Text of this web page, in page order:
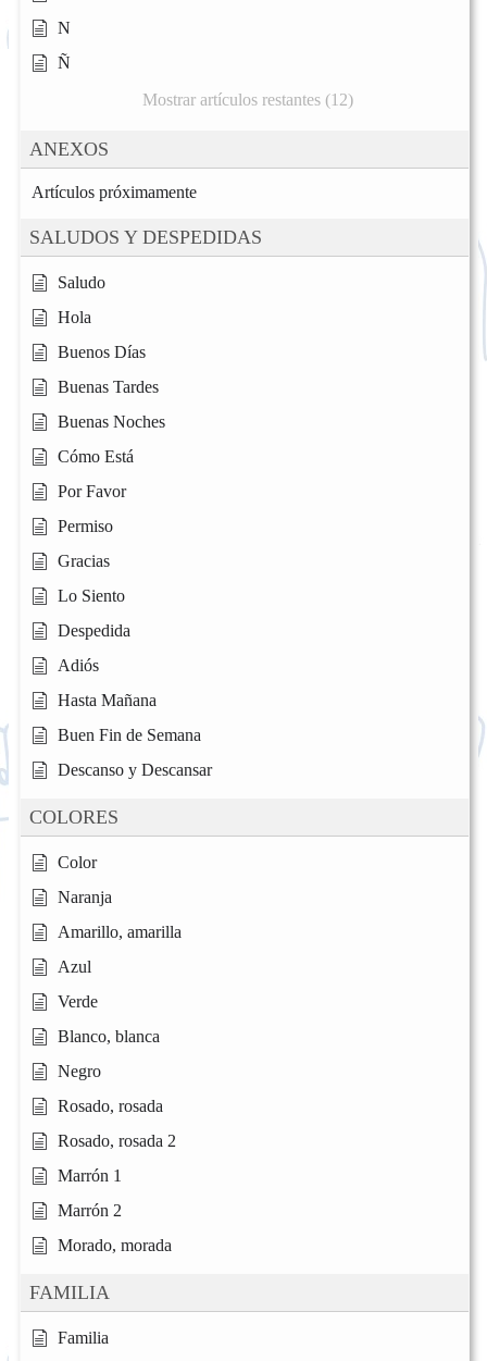
N
Ñ
Mostrar artículos restantes (12)
ANEXOS
Artículos próximamente
SALUDOS Y DESPEDIDAS
Saludo
Hola
Buenos Días
Buenas Tardes
Buenas Noches
Cómo Está
Por Favor
Permiso
Gracias
Lo Siento
Despedida
Adiós
Hasta Mañana
Buen Fin de Semana
Descanso y Descansar
COLORES
Color
Naranja
Amarillo, amarilla
Azul
Verde
Blanco, blanca
Negro
Rosado, rosada
Rosado, rosada 2
Marrón 1
Marrón 2
Morado, morada
FAMILIA
Familia